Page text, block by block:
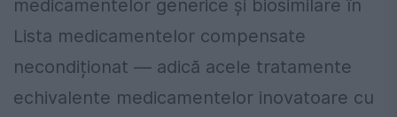
medicamentelor generice și biosimilare în
Lista medicamentelor compensate
necondiționat — adică acele tratamente
echivalente medicamentelor inovatoare cu